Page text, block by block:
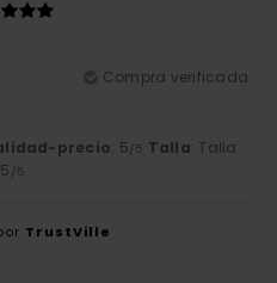
Compra verificada
precio: 5/5 Talla: Talla
/5
TrustVille